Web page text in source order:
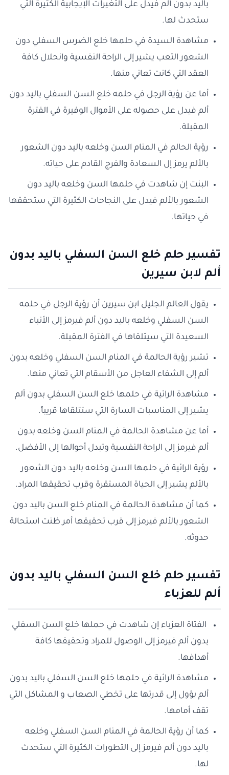
باليد بدون ألم فيدل على التغيرات الإيجابية الكثيرة التي
ستحدث لها.
مشاهدة السيدة في حلمها خلع الضرس السفلي دون
الشعور التعب يشير إلى الراحة النفسية وانحلال كافة
العقد التي كانت تعاني منها.
أما عن رؤية الرجل في حلمه خلع السن السفلي باليد دون
ألم فيدل على حصوله على الأموال الوفيرة في الفترة
المقبلة.
رؤية الحالم في المنام السن وخلعه باليد دون الشعور
بالألم يرمز إل السعادة والفرج القادم على حياته.
البنت إن شاهدت في حلمها السن وخلعه باليد دون
الشعور بالألم فيدل على النجاحات الكثيرة التي ستحققها
في حياتها.
تفسير حلم خلع السن السفلي باليد بدون
ألم لابن سيرين
يقول العالم الجليل ابن سيرين أن رؤية الرجل في حلمه
السن السفلي وخلعه باليد دون ألم فيرمز إلى الأنباء
السعيدة التي سيتلقاها في الفترة المقبلة.
تشير رؤية الحالمة في المنام السن السفلي وخلعه بدون
ألم إلى الشفاء العاجل من الأسقام التي تعاني منها.
مشاهدة الرائية في حلمها خلع السن السفلي بدون ألم
يشير إلى المناسبات السارة التي ستتلقاها قريباً.
أما عن مشاهدة الحالمة في المنام السن وخلعه بدون
ألم فيرمز إلى الراحة النفسية وتبدل أحوالها إلى الأفضل.
رؤية الرائية في حلمها السن وخلعه باليد دون الشعور
بالألم يشير إلى الحياة المستقرة وقرب تحقيقها المراد.
كما أن مشاهدة الحالمة في المنام خلع السن باليد دون
الشعور بالألم فيرمز إلى قرب تحقيقها أمر ظنت استحالة
حدوثه.
تفسير حلم خلع السن السفلي باليد بدون
ألم للعزباء
الفتاة العزباء إن شاهدت في حملها خلع السن السفلي
بدون ألم فيرمز إلى الوصول للمراد وتحقيقها كافة
أهدافها.
مشاهدة الرائية في حلمها خلع السن السفلي باليد بدون
ألم يؤول إلى قدرتها على تخطي الصعاب و المشاكل التي
تقف أمامها.
كما أن رؤية الحالمة في المنام السن السفلي وخلعه
باليد دون ألم فيرمز إلى التطورات الكثيرة التي ستحدث
لها.